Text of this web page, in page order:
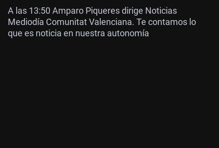
A las 13:50 Amparo Piqueres dirige Noticias
Mediodía Comunitat Valenciana. Te contamos lo
que es noticia en nuestra autonomía